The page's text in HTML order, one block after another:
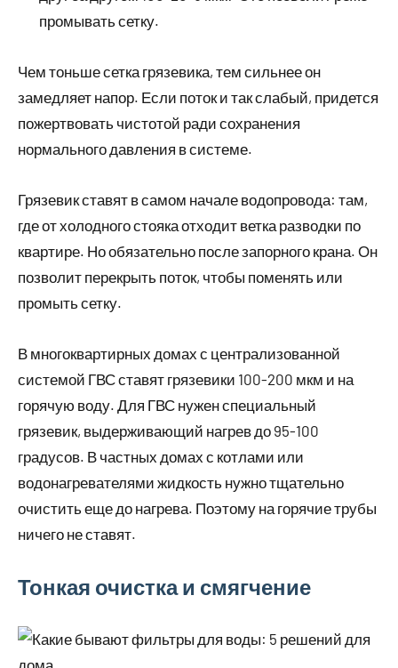
промывать сетку.
Чем тоньше сетка грязевика, тем сильнее он
замедляет напор. Если поток и так слабый, придется
пожертвовать чистотой ради сохранения
нормального давления в системе.
Грязевик ставят в самом начале водопровода: там,
где от холодного стояка отходит ветка разводки по
квартире. Но обязательно после запорного крана. Он
позволит перекрыть поток, чтобы поменять или
промыть сетку.
В многоквартирных домах с централизованной
системой ГВС ставят грязевики 100-200 мкм и на
горячую воду. Для ГВС нужен специальный
грязевик, выдерживающий нагрев до 95-100
градусов. В частных домах с котлами или
водонагревателями жидкость нужно тщательно
очистить еще до нагрева. Поэтому на горячие трубы
ничего не ставят.
Тонкая очистка и смягчение